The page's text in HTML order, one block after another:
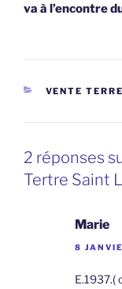
va à l’encontre
CATÉGORIES
VENTE
2 réponses
Tertre Saint
Marie
8
E.1937.(